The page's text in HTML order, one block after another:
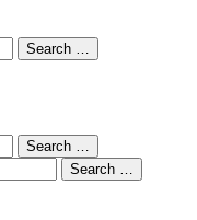
Search …
Search …
Search …